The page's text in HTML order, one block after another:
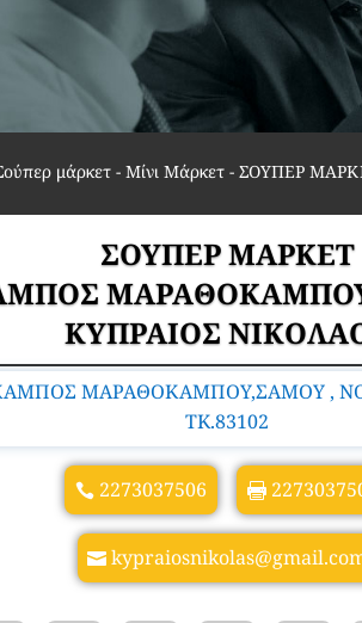
μάρκετ - Μίνι Μάρκετ -ΣΟΥΠΕΡ
ΣΟΥΠΕΡ ΜΑΡΚΕΤ
ΚΥΠΡΑΙΟΣ
ΜΑΡΑΘΟΚΑΜΠΟΥ,ΣΑΜΟΥ ,
TK.83102
2273037506